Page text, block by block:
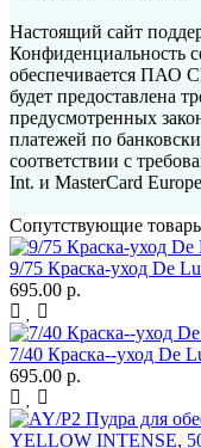
Настоящий сайт
Конфиденциальность
обеспечивается ПАО
будет предоставлена
предусмотренных
платежей по
соответствии с
Int. и MasterCard
Сопутствующие
9/75 Краска-уход De
695.00 р.
7/40 Краска--уход De
695.00 р.